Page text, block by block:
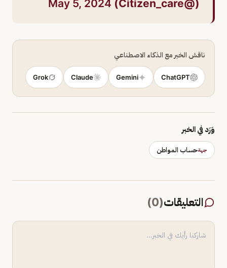
(@Citizen_care)
May 5, 2024
ناقش الخبر مع الذكاء الاصطناعي
ChatGPT
Gemini
Claude
Grok
وَرَد في الخبر
جهةحساب المواطن
التعليقات(
0
)